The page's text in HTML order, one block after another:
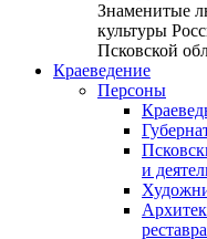
Знаменитые
культуры
Псковской
Краеведение
Персоны
и